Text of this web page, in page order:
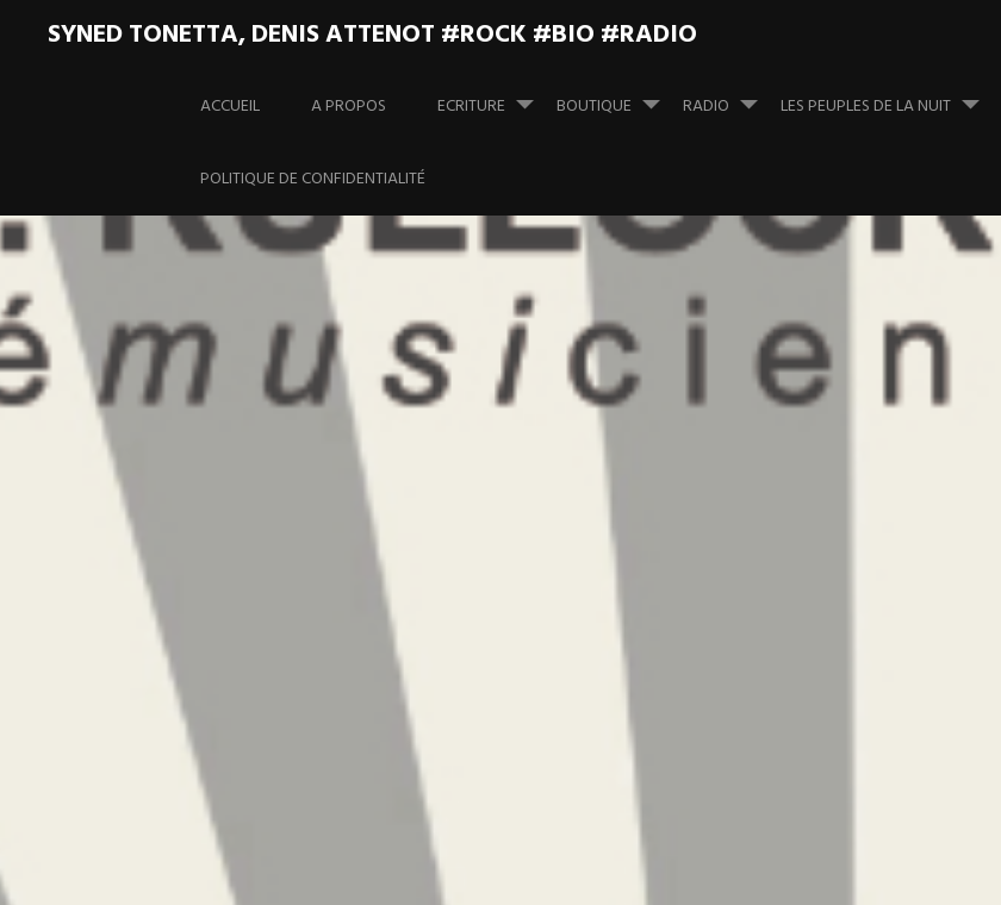
SYNED TONETTA, DENIS ATTENOT #ROCK #BIO #RADIO
au
ACCUEIL A PROPOS ECRITURE BOUTIQUE RADIO LES PEUPLES DE LA NUIT
POLITIQUE DE CONFIDENTIALITÉ
HANS J KULLOCK
21 août 2022
Lire la Suite